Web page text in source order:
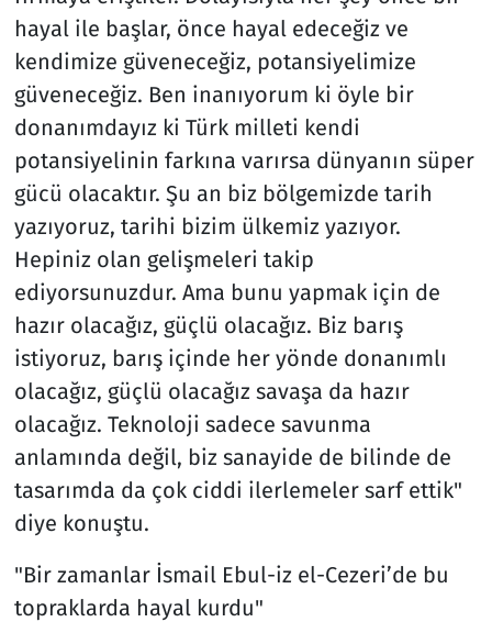
hayal ile başlar, önce hayal edeceğiz ve
kendimize güveneceğiz, potansiyelimize
güveneceğiz. Ben inanıyorum ki öyle bir
donanımdayız ki Türk milleti kendi
potansiyelinin farkına varırsa dünyanın süper
gücü olacaktır. Şu an biz bölgemizde tarih
yazıyoruz, tarihi bizim ülkemiz yazıyor.
Hepiniz olan gelişmeleri takip
ediyorsunuzdur. Ama bunu yapmak için de
hazır olacağız, güçlü olacağız. Biz barış
istiyoruz, barış içinde her yönde donanımlı
olacağız, güçlü olacağız savaşa da hazır
olacağız. Teknoloji sadece savunma
anlamında değil, biz sanayide de bilinde de
tasarımda da çok ciddi ilerlemeler sarf ettik"
diye konuştu.
"Bir zamanlar İsmail Ebul-iz el-Cezeri’de bu
topraklarda hayal kurdu"